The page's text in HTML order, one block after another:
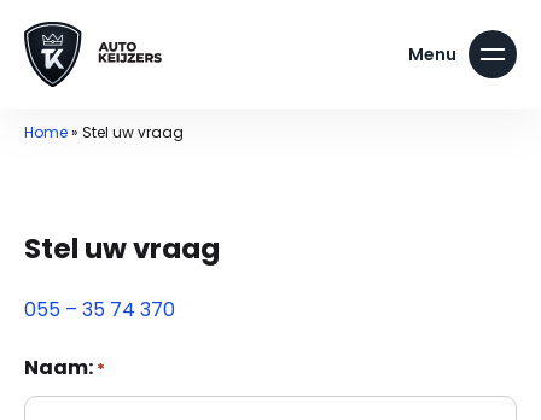
Home» Stel uw vraag
Stel uw vraag
055 – 35 74 370
Naam: *